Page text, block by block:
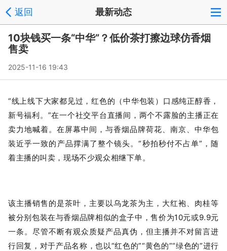
返回 最新动态
10块钱买一条“中华”？低价茶打擦边球仿香烟
售卖
2025-11-16 19:43
“线上线下大家都见过，红色的（中华包装）口感纯正醇香，
新号福利。”在一个社交平台直播间，两个不露脸的主播正在
卖力地喊着。在屏幕中间，与香烟品牌荷花、南京、中华包
装近乎一致的产品撑满了整个镜头。“秒拍秒付不占单”，随
着主播的叫卖，现场不少观众相继下单。
该主播销售的是茶叶，主要以乌龙茶为主，大红袍、肉桂等
被分别包装在与香烟品牌相似的盒子中，售价为10元或9.9元
一条。尽管不断有观众质疑产品真伪，但主播并不对留言进
行回复，对于产品名称，也以“红色的”“黄色的”“绿色的”进行